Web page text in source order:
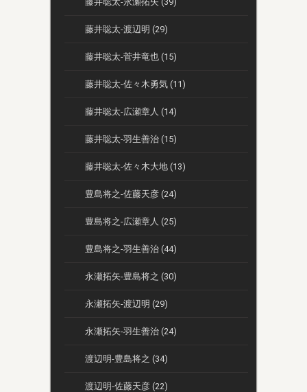
藤井聡太-渡辺明 (29)
藤井聡太-菅井竜也 (15)
藤井聡太-佐々木勇気 (11)
藤井聡太-広瀬章人 (14)
藤井聡太-羽生善治 (15)
藤井聡太-佐々木大地 (13)
豊島将之-佐藤天彦 (24)
豊島将之-広瀬章人 (25)
豊島将之-羽生善治 (44)
永瀬拓矢-豊島将之 (30)
永瀬拓矢-渡辺明 (29)
永瀬拓矢-羽生善治 (24)
渡辺明-豊島将之 (34)
渡辺明-佐藤天彦 (22)